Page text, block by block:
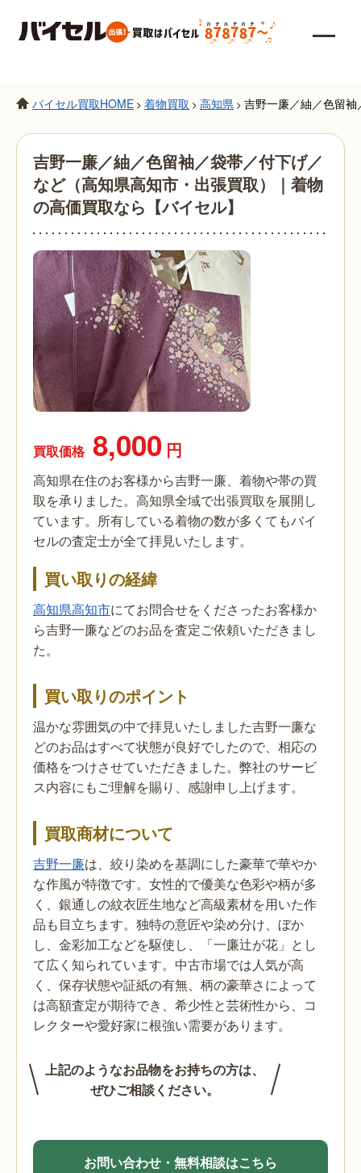
バイセル買取HOME > 着物買取 > 高知県 > 吉野一廉／紬／色留
吉野一廉／紬／色留袖／袋帯／付下げ／
など（高知県高知市・出張買取）｜着物
の高価買取なら【バイセル】
買取価格 8,000 円
高知県在住のお客様から吉野一廉、着物や帯の買
取を承りました。高知県全域で出張買取を展開し
ています。所有している着物の数が多くてもバイ
セルの査定士が全て拝見いたします。
買い取りの経緯
高知県高知市にてお問合せをくださったお客様か
ら吉野一廉などのお品を査定ご依頼いただきまし
た。
買い取りのポイント
温かな雰囲気の中で拝見いたしました吉野一廉な
どのお品はすべて状態が良好でしたので、相応の
価格をつけさせていただきました。弊社のサービ
ス内容にもご理解を賜り、感謝申し上げます。
買取商材について
吉野一廉は、絞り染めを基調にした豪華で華やか
な作風が特徴です。女性的で優美な色彩や柄が多
く、銀通しの紋衣匠生地など高級素材を用いた作
品も目立ちます。独特の意匠や染め分け、ぼか
し、金彩加工などを駆使し、「一廉辻が花」とし
て広く知られています。中古市場では人気が高
く、保存状態や証紙の有無、柄の豪華さによって
は高額査定が期待でき、希少性と芸術性から、コ
レクターや愛好家に根強い需要があります。
上記のようなお品物をお持ちの方は、
ぜひご相談ください。
お問い合わせ・無料相談はこちら